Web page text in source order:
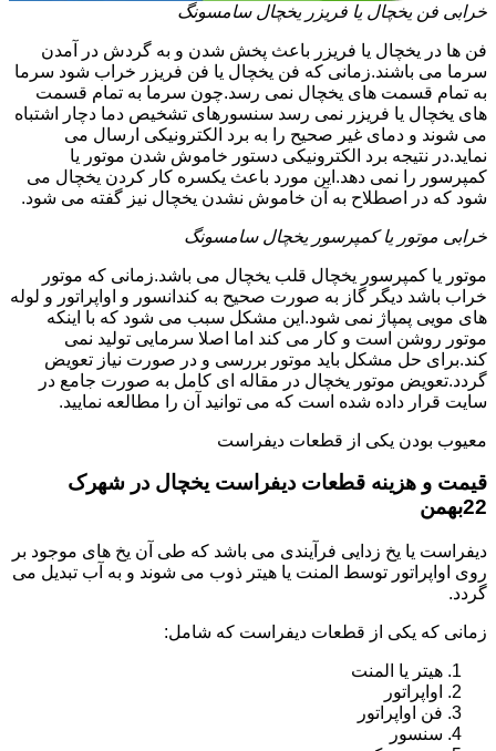
خرابی فن یخچال یا فریزر یخچال سامسونگ
فن ها در یخچال یا فریزر باعث پخش شدن و به گردش در آمدن
سرما می باشند.زمانی که فن یخچال یا فن فریزر خراب شود سرما
به تمام قسمت های یخچال نمی رسد.چون سرما به تمام قسمت
های یخچال یا فریزر نمی رسد سنسورهای تشخیص دما دچار اشتباه
می شوند و دمای غیر صحیح را به برد الکترونیکی ارسال می
نماید.در نتیجه برد الکترونیکی دستور خاموش شدن موتور یا
کمپرسور را نمی دهد.این مورد باعث یکسره کار کردن یخچال می
شود که در اصطلاح به آن خاموش نشدن یخچال نیز گفته می شود.
خرابی موتور یا کمپرسور یخچال سامسونگ
موتور یا کمپرسور یخچال قلب یخچال می باشد.زمانی که موتور
خراب باشد دیگر گاز به صورت صحیح به کندانسور و اواپراتور و لوله
های مویی پمپاژ نمی شود.این مشکل سبب می شود که با اینکه
موتور روشن است و کار می کند اما اصلا سرمایی تولید نمی
کند.برای حل مشکل باید موتور بررسی و در صورت نیاز تعویض
گردد.تعویض موتور یخچال در مقاله ای کامل به صورت جامع در
سایت قرار داده شده است که می توانید آن را مطالعه نمایید.
معیوب بودن یکی از قطعات دیفراست
قیمت و هزینه قطعات دیفراست یخچال در شهرک
22بهمن
دیفراست یا یخ زدایی فرآیندی می باشد که طی آن یخ های موجود بر
روی اواپراتور توسط المنت یا هیتر ذوب می شوند و به آب تبدیل می
گردد.
زمانی که یکی از قطعات دیفراست که شامل:
هیتر یا المنت
اواپراتور
فن اواپراتور
سنسور